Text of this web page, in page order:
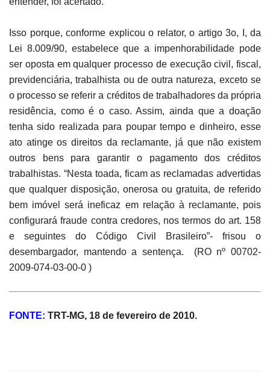
Isso porque, conforme explicou o relator, o artigo 3o, I, da
Lei 8.009/90, estabelece que a impenhorabilidade pode
ser oposta em qualquer processo de execução civil, fiscal,
previdenciária, trabalhista ou de outra natureza, exceto se
o processo se referir a créditos de trabalhadores da própria
residência, como é o caso. Assim, ainda que a doação
tenha sido realizada para poupar tempo e dinheiro, esse
ato atinge os direitos da reclamante, já que não existem
outros bens para garantir o pagamento dos créditos
trabalhistas. “Nesta toada, ficam as reclamadas advertidas
que qualquer disposição, onerosa ou gratuita, de referido
bem imóvel será ineficaz em relação à reclamante, pois
configurará fraude contra credores, nos termos do art. 158
e seguintes do Código Civil Brasileiro”- frisou o
desembargador, mantendo a sentença.
(RO nº 00702-
2009-074-03-00-0 )
FONTE: TRT-MG, 18 de fevereiro de 2010.